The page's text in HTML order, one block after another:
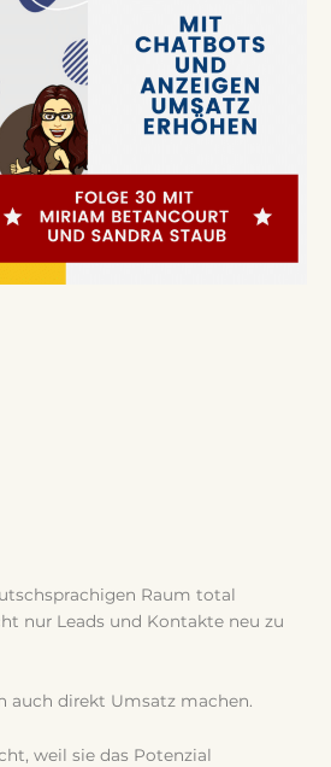
Raum total
nur Leads und Kontakte neu zu
auch direkt Umsatz machen.
weil sie das Potenzial